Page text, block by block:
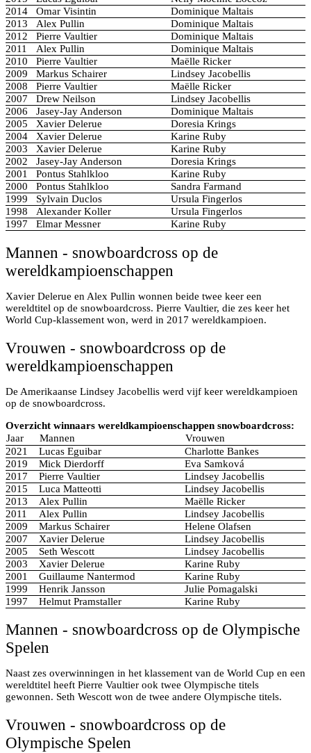
2014
Omar Visintin
Dominique Maltais
2013
Alex Pullin
Dominique Maltais
2012
Pierre Vaultier
Dominique Maltais
2011
Alex Pullin
Dominique Maltais
2010
Pierre Vaultier
Maëlle Ricker
2009
Markus Schairer
Lindsey Jacobellis
2008
Pierre Vaultier
Maëlle Ricker
2007
Drew Neilson
Lindsey Jacobellis
2006
Jasey-Jay Anderson
Dominique Maltais
2005
Xavier Delerue
Doresia Krings
2004
Xavier Delerue
Karine Ruby
2003
Xavier Delerue
Karine Ruby
2002
Jasey-Jay Anderson
Doresia Krings
2001
Pontus Stahlkloo
Karine Ruby
2000
Pontus Stahlkloo
Sandra Farmand
1999
Sylvain Duclos
Ursula Fingerlos
1998
Alexander Koller
Ursula Fingerlos
1997
Elmar Messner Karine Ruby
Mannen - snowboardcross op de
wereldkampioenschappen
Xavier Delerue en Alex Pullin wonnen beide twee keer een
wereldtitel op de snowboardcross. Pierre Vaultier, die zes keer het
World Cup-klassement won, werd in 2017 wereldkampioen.
Vrouwen - snowboardcross op de
wereldkampioenschappen
De Amerikaanse Lindsey Jacobellis werd vijf keer wereldkampioen
op de snowboardcross.
Overzicht winnaars wereldkampioenschappen snowboardcross:
Jaar
Mannen
Vrouwen
2021
Lucas Eguibar
Charlotte Bankes
2019
Mick Dierdorff
Eva Samková
2017
Pierre Vaultier
Lindsey Jacobellis
2015
Luca Matteotti
Lindsey Jacobellis
2013
Alex Pullin
Maëlle Ricker
2011
Alex Pullin
Lindsey Jacobellis
2009
Markus Schairer
Helene Olafsen
2007
Xavier Delerue
Lindsey Jacobellis
2005
Seth Wescott
Lindsey Jacobellis
2003
Xavier Delerue
Karine Ruby
2001
Guillaume Nantermod
Karine Ruby
1999
Henrik Jansson
Julie Pomagalski
1997
Helmut Pramstaller Karine Ruby
Mannen - snowboardcross op de Olympische
Spelen
Naast zes overwinningen in het klassement van de World Cup en een
wereldtitel heeft Pierre Vaultier ook twee Olympische titels
gewonnen. Seth Wescott won de twee andere Olympische titels.
Vrouwen - snowboardcross op de
Olympische Spelen